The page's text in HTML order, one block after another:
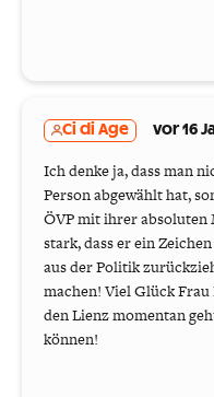
Ci di Age vor 16
Ich denke ja, dass man
Person abgewählt hat,
ÖVP mit ihrer
stark, dass er ein
aus der Politik
machen! Viel Glück Frau
den Lienz momentan
können!